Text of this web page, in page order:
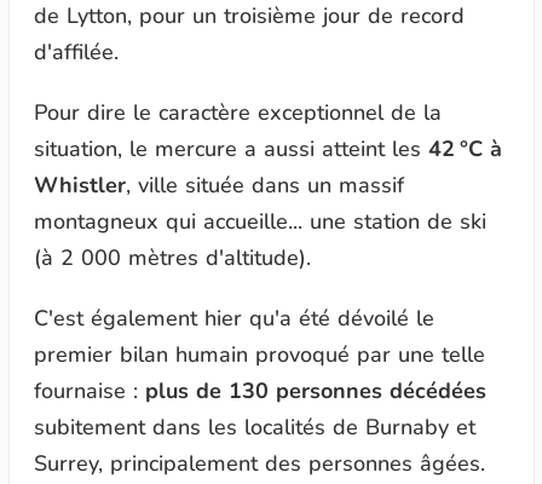
de Lytton, pour un troisième jour de record
d'affilée.
Pour dire le caractère exceptionnel de la
situation, le mercure a aussi atteint les 42 °C à
Whistler, ville située dans un massif
montagneux qui accueille... une station de ski
(à 2 000 mètres d'altitude).
C'est également hier qu'a été dévoilé le
premier bilan humain provoqué par une telle
fournaise : plus de 130 personnes décédées
subitement dans les localités de Burnaby et
Surrey, principalement des personnes âgées.